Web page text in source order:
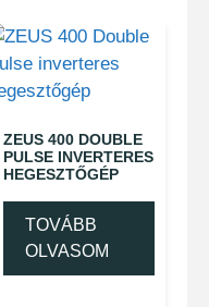
ZEUS 400 DOUBLE
PULSE INVERTERES
HEGESZTŐGÉP
TOVÁBB
OLVASOM